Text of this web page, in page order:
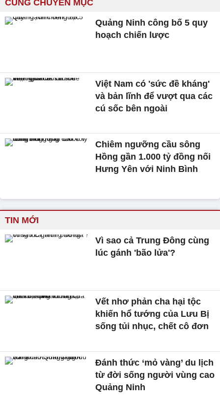
CÙNG CHUYÊN MỤC
Quảng Ninh công bố 5 quy
hoạch chiến lược
Việt Nam có 'sức đề kháng'
và bản lĩnh để vượt qua các
cú sốc bên ngoài
Chiêm ngưỡng cầu sông
Hồng gần 1.000 tỷ đồng nối
Hưng Yên với Ninh Bình
TIN MỚI
Vì sao cả Trung Đông cùng
lúc gánh 'bão lửa'?
Vết nhơ phản cha hại tộc
khiến hổ tướng của Lưu Bị
sống tủi nhục, chết cô đơn
Đánh thức ‘mỏ vàng’ du lịch
từ đời sống người vùng cao
Quảng Ninh